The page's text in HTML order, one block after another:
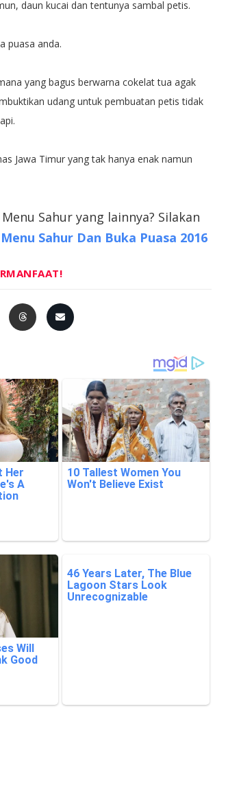
daun kucai dan tentunya sambal petis.
puasa anda.
yang bagus berwarna cokelat tua agak
udang untuk pembuatan petis tidak
Jawa Timur yang tak hanya enak namun
Sahur yang lainnya? Silakan
Sahur Dan Buka Puasa 2016